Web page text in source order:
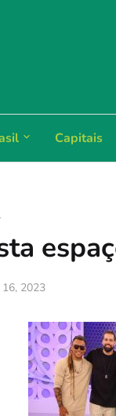
Capitais
16, 2023